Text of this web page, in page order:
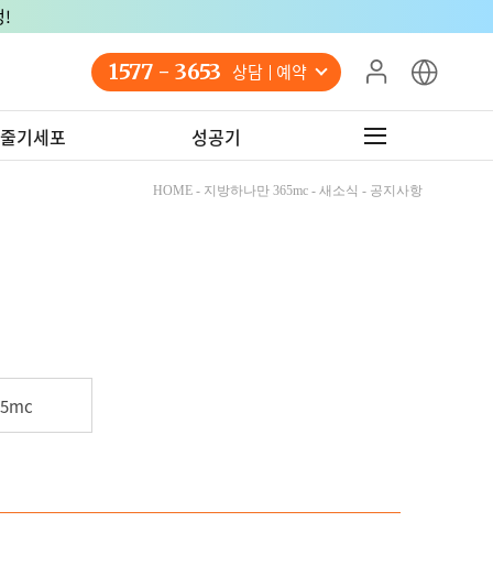
!
1577 - 3653 상담 예약
기세포 성공기
HOME - 지방하나만 365mc - 새소식 - 공지사항